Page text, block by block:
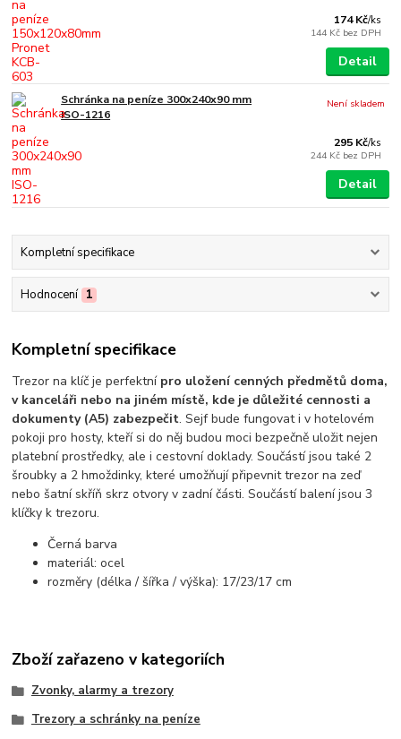
174 Kč/ks
144 Kč bez DPH
Detail
Schránka na peníze 300x240x90 mm
ISO-1216
295 Kč/ks
244 Kč bez DPH
Není skladem
Detail
Kompletní specifikace
Hodnocení 1
Kompletní specifikace
Trezor na klíč je perfektnípro uložení cenných předmětů doma,
v kanceláři nebo na jiném místě, kde je důležité cennosti a
dokumenty (A5) zabezpečit. Sejf bude fungovat i v hotelovém
pokoji pro hosty, kteří si do něj budou moci bezpečně uložit nejen
platební prostředky, ale i cestovní doklady. Součástí jsou také 2
šroubky a 2 hmoždinky, které umožňují připevnit trezor na zeď
nebo šatní skříň skrz otvory v zadní části. Součástí balení jsou 3
klíčky k trezoru.
Černá barva
materiál: ocel
rozměry (délka / šířka / výška): 17/23/17 cm
Zboží zařazeno v kategoriích
Zvonky, alarmy a trezory
Trezory a schránky na peníze